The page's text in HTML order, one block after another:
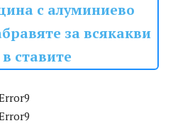
с алуминиево
за всякакви
ставите